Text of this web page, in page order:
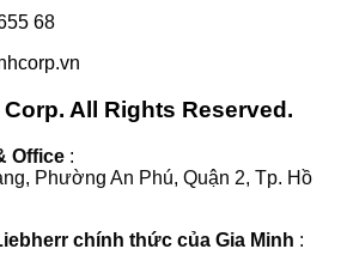
68
All Rights Reserved.
Office :
Phường An Phú, Quận 2, Tp. Hồ
chính thức của Gia Minh :